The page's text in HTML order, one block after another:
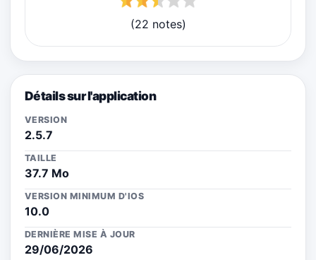
(22 notes)
Détails sur l'application
VERSION
2.5.7
TAILLE
37.7 Mo
VERSION MINIMUM D'IOS
10.0
DERNIÈRE MISE À JOUR
29/06/2026